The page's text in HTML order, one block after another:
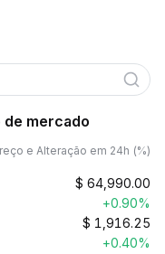
mercado
e Alteração em 24h (%)
$ 64,990.00
+0.90%
$ 1,916.25
+0.40%